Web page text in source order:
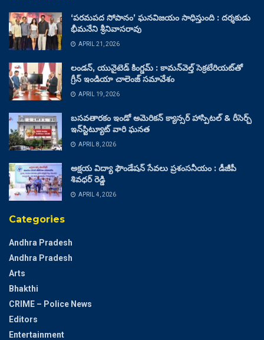
‘పరమపద సోపానం’ ఘనవిజయం సాధిస్తుంది : దర్శకుడు
భీమనేని శ్రీనివాసరావు
APRIL 21, 2026
లండన్, యునైటెడ్ కింగ్డమ్ : కామన్‌వెల్త్ సెక్రటేరియట్‌తో
గ్రీన్ ఇండియా చాలెంజ్ సమావేశం
APRIL 19, 2026
బసవతారకం ఇండో అమెరికన్ క్యాన్సర్ హాస్పిటల్ & రీసెర్చ్
ఇన్‌స్టిట్యూట్ వారి ఘనత
APRIL 8, 2026
అక్షయ విద్యా ఫౌండేషన్ సేవలు ప్రశంసనీయం : డీజీపీ
శివధర్ రెడ్డి
APRIL 4, 2026
Categories
Andhra Pradesh
Andhra Pradesh
Arts
Bhakthi
CRIME – Police News
Editors
Entertainment